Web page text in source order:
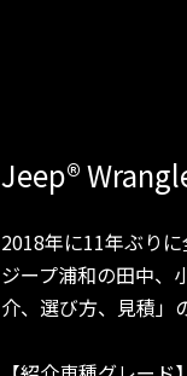
Jeep®
2018年に11年ぶり
ジープ浦和の田中、
介、選び方、見積」